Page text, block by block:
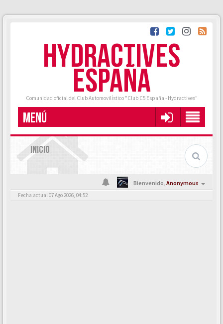
HYDRACTIVES
ESPAÑA
Comunidad oficial del Club Automovilístico "Club C5 España - Hydractives"
MENÚ
INICIO
Bienvenido,Anonymous
Fecha actual 07 Ago 2026, 04:52